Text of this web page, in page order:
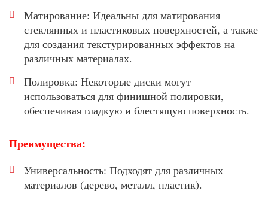
Матирование: Идеальны для матирования
стеклянных и пластиковых поверхностей, а также
для создания текстурированных эффектов на
различных материалах.
Полировка: Некоторые диски могут
использоваться для финишной полировки,
обеспечивая гладкую и блестящую поверхность.
Преимущества:
Универсальность: Подходят для различных
материалов (дерево, металл, пластик).